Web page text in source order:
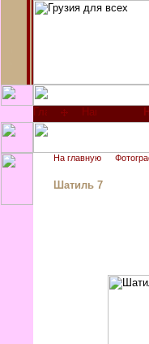
На главную
Шатиль 7